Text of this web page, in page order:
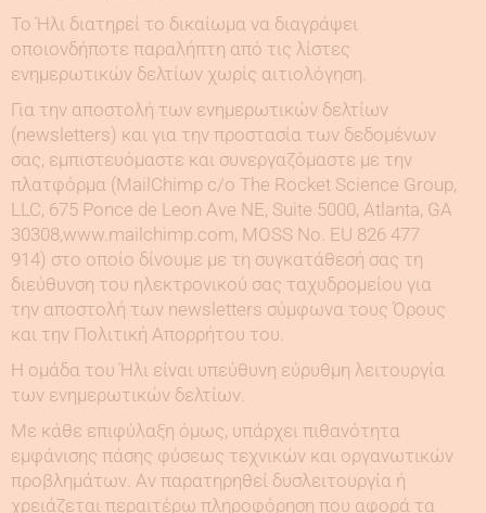
Το Ήλι διατηρεί το δικαίωμα να διαγράψει
οποιονδήποτε παραλήπτη από τις λίστες
ενημερωτικών δελτίων χωρίς αιτιολόγηση.
Για την αποστολή των ενημερωτικών δελτίων
(newsletters) και για την προστασία των δεδομένων
σας, εμπιστευόμαστε και συνεργαζόμαστε με την
πλατφόρμα (MailChimp c/o The Rocket Science Group,
LLC, 675 Ponce de Leon Ave NE, Suite 5000, Atlanta, GA
30308,www.mailchimp.com, MOSS No. EU 826 477
914) στο οποίο δίνουμε με τη συγκατάθεσή σας τη
διεύθυνση του ηλεκτρονικού σας ταχυδρομείου για
την αποστολή των newsletters σύμφωνα τους Όρους
και την Πολιτική Απορρήτου του.
Η ομάδα του Ήλι είναι υπεύθυνη εύρυθμη λειτουργία
των ενημερωτικών δελτίων.
Με κάθε επιφύλαξη όμως, υπάρχει πιθανότητα
εμφάνισης πάσης φύσεως τεχνικών και οργανωτικών
προβλημάτων. Αν παρατηρηθεί δυσλειτουργία ή
χρειάζεται περαιτέρω πληροφόρηση που αφορά τα